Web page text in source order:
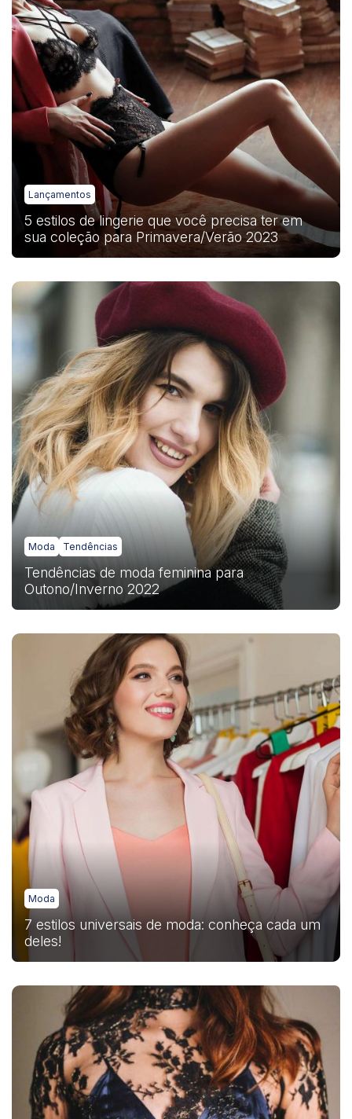
Lançamentos
5 estilos de lingerie que você precisa ter em
sua coleção para Primavera/Verão 2023
Moda Tendências
Tendências de moda feminina para
Outono/Inverno 2022
Moda
7 estilos universais de moda: conheça cada um
deles!